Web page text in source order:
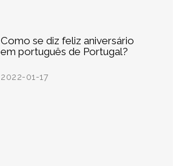
Como se diz feliz aniversário
em português de Portugal?
2022-01-17